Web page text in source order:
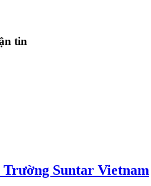
tin
Suntar Vietnam